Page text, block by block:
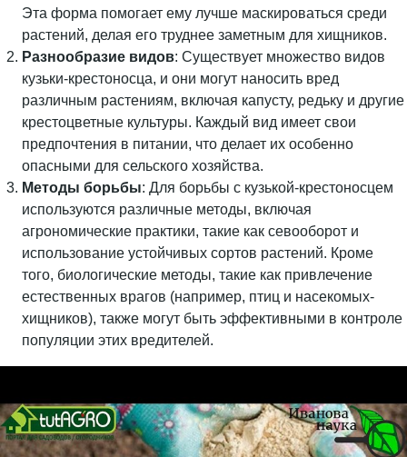
Эта форма помогает ему лучше маскироваться среди
растений, делая его труднее заметным для хищников.
Разнообразие видов: Существует множество видов
кузьки-крестоносца, и они могут наносить вред
различным растениям, включая капусту, редьку и другие
крестоцветные культуры. Каждый вид имеет свои
предпочтения в питании, что делает их особенно
опасными для сельского хозяйства.
Методы борьбы: Для борьбы с кузькой-крестоносцем
используются различные методы, включая
агрономические практики, такие как севооборот и
использование устойчивых сортов растений. Кроме
того, биологические методы, такие как привлечение
естественных врагов (например, птиц и насекомых-
хищников), также могут быть эффективными в контроле
популяции этих вредителей.